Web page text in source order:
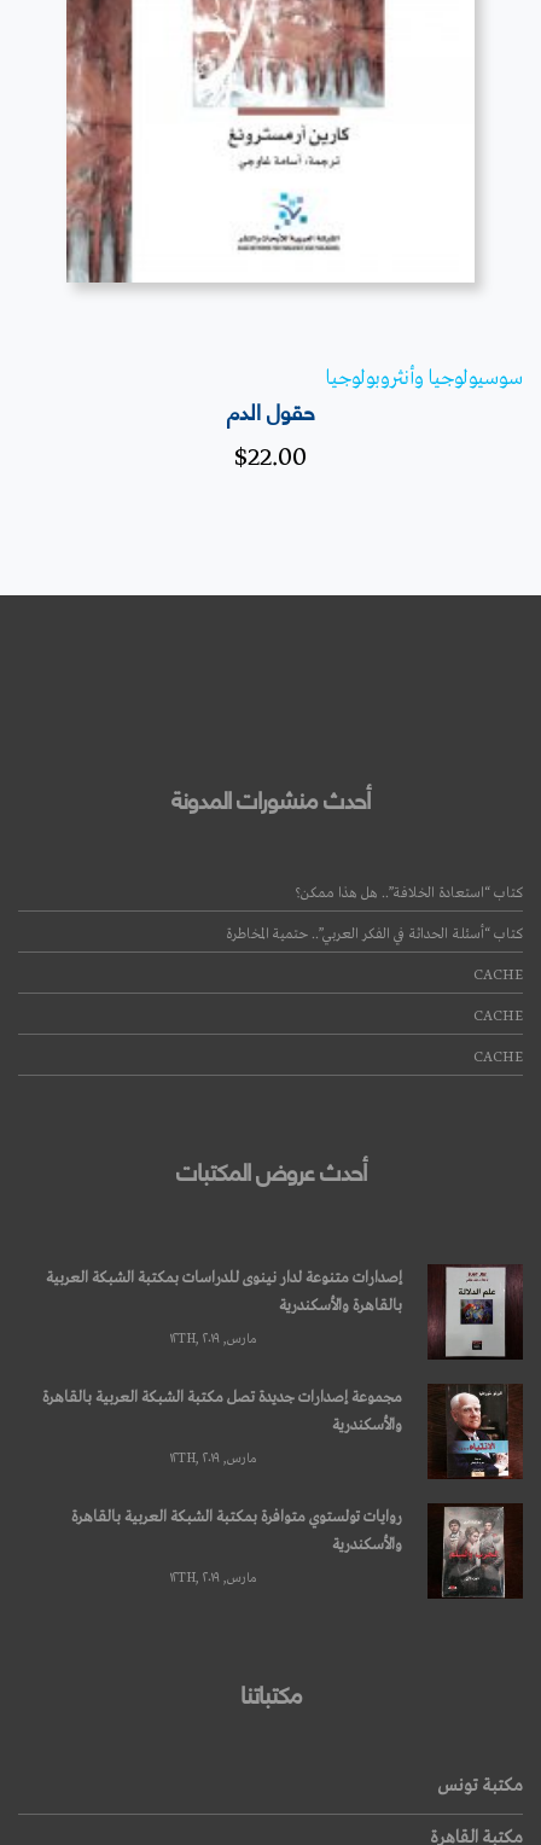
قراءة المزيد
سوسيولوجيا وأنثروبولوجيا
حقول الدم
$22.00
أحدث منشورات المدونة
كتاب “استعادة الخلافة”.. هل هذا ممكن؟
كتاب “أسئلة الحداثة في الفكر العربي”.. حتمية المخاطرة
CACHE
CACHE
CACHE
أحدث عروض المكتبات
إصدارات متنوعة لدار نينوى للدراسات بمكتبة الشبكة العربية
بالقاهرة والأسكندرية
مارس, ۱۲TH, ۲۰۱۹
مجموعة إصدارات جديدة تصل مكتبة الشبكة العربية بالقاهرة
والأسكندرية
مارس, ۱۲TH, ۲۰۱۹
روايات تولستوي متوافرة بمكتبة الشبكة العربية بالقاهرة
والأسكندرية
مارس, ۱۲TH, ۲۰۱۹
مكتباتنا
مكتبة تونس
مكتبة القاهرة